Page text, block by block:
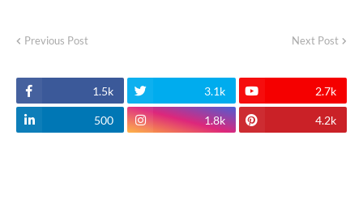
Previous Post Next Post
1.5k 3.1k 2.7k
500 1.8k 4.2k